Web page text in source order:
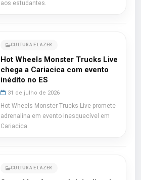
aos estudantes.
CULTURA E LAZER
Hot Wheels Monster Trucks Live
chega a Cariacica com evento
inédito no ES
31 de julho de 2026
Hot Wheels Monster Trucks Live promete
adrenalina em evento inesquecível em
Cariacica.
CULTURA E LAZER